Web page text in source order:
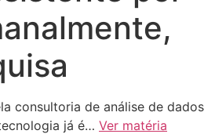
consultoria de análise de dados
já é… Ver matéria